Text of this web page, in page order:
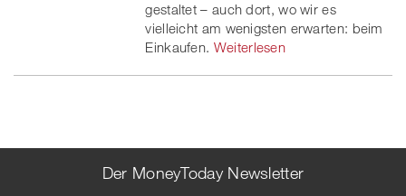
gestaltet – auch dort, wo wir es
vielleicht am wenigsten erwarten: beim
Einkaufen. Weiterlesen
Der MoneyToday Newsletter